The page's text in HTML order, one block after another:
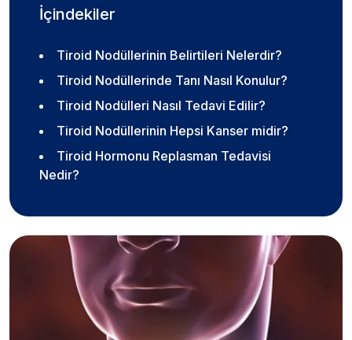
İçindekiler
Tiroid Nodüllerinin Belirtileri Nelerdir?
Tiroid Nodüllerinde Tanı Nasıl Konulur?
Tiroid Nodülleri Nasıl Tedavi Edilir?
Tiroid Nodüllerinin Hepsi Kanser midir?
Tiroid Hormonu Replasman Tedavisi
Nedir?